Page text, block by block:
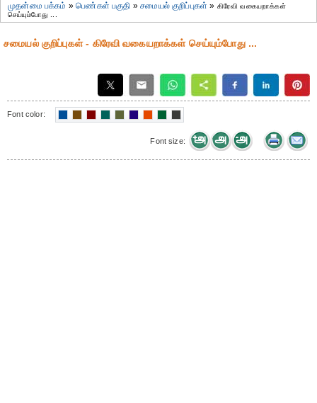
முதன்மை பக்கம் »பெண்கள் பகுதி »சமையல் குறிப்புகள் » கிரேவி வகையறாக்கள்
செய்யும்போது ...
சமையல் குறிப்புகள் - கிரேவி வகையறாக்கள் செய்யும்போது ...
Font color:
Font size: